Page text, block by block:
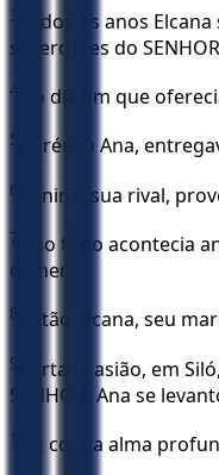
3
Todos os anos
sacerdotes do
4 No dia em que
5 porém a Ana,
6 Penina, sua rival,
7
Isso tudo acontecia
comer.
8 Então Elcana, seu
9
Certa ocasião, em
SENHOR, Ana se
10 e, com a alma